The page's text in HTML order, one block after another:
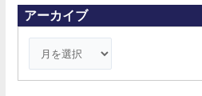
象
アーカイブ